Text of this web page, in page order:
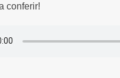
conferir!